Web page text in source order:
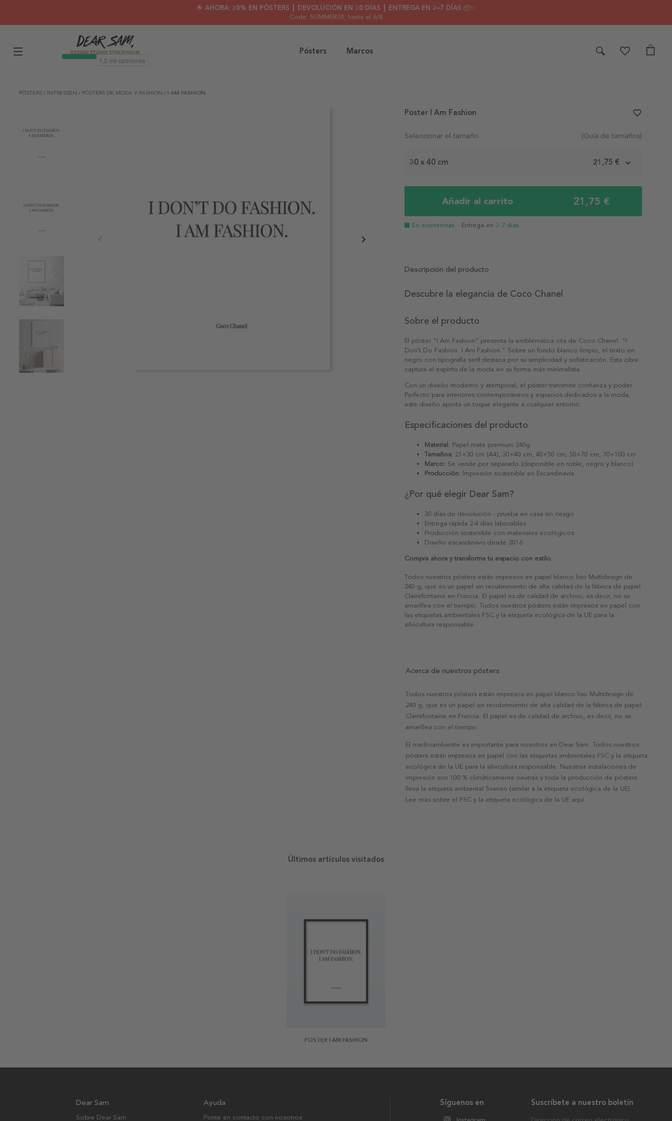
🌟 AHORA: 30% EN PÓSTERS ┃ DEVOLUCIÓN EN 30 DÍAS ┃ ENTREGA EN 2–7 DÍAS 📦✨
Code: SUMMER30, hasta el 6/8
Pósters Marcos
PÓSTERS / INTRESSEN / PÓSTERS DE MODA Y FASHION / I AM FASHION
Seleccionar el tamaño (Guía de tamaños)
30 x 40 cm 21,75 €
Añadir al carrito 21,75 €
En existencias - Entrega en 3-7 días
Poster I Am Fashion favorite_border
Descripción del producto
Descubre la elegancia de Coco Chanel
Sobre el producto
El póster "I Am Fashion" presenta la emblemática cita de Coco Chanel: "I
Don't Do Fashion. I Am Fashion." Sobre un fondo blanco limpio, el texto en
negro con tipografía serif destaca por su simplicidad y sofisticación. Esta obra
captura el espíritu de la moda en su forma más minimalista.
Con un diseño moderno y atemporal, el póster transmite confianza y poder.
Perfecto para interiores contemporáneos y espacios dedicados a la moda,
este diseño aporta un toque elegante a cualquier entorno.
Especificaciones del producto
Material: Papel mate premium 240g
Tamaños: 21×30 cm (A4), 30×40 cm, 40×50 cm, 50×70 cm, 70×100 cm
Marco: Se vende por separado (disponible en roble, negro y blanco)
Producción: Impresión sostenible en Escandinavia
¿Por qué elegir Dear Sam?
30 días de devolución - prueba en casa sin riesgo
Entrega rápida 2-4 días laborables
Producción sostenible con materiales ecológicos
Diseño escandinavo desde 2016
Compra ahora y transforma tu espacio con estilo.
Todos nuestros pósters están impresos en papel blanco liso Multidesign de
240 g, que es un papel sin recubrimiento de alta calidad de la fábrica de papel
Clairefontaine en Francia. El papel es de calidad de archivo, es decir, no se
amarillea con el tiempo. Todos nuestros pósters están impresos en papel con
las etiquetas ambientales FSC y la etiqueta ecológica de la UE para la
silvicultura responsable.
Acerca de nuestros pósters
Todos nuestros pósters están impresos en papel blanco liso Multidesign de
240 g, que es un papel sin recubrimiento de alta calidad de la fábrica de papel
Clairefontaine en Francia. El papel es de calidad de archivo, es decir, no se
amarillea con el tiempo.
El medioambiente es importante para nosotros en Dear Sam. Todos nuestros
pósters están impresos en papel con las etiquetas ambientales FSC y la etiqueta
ecológica de la UE para la silvicultura responsable. Nuestras instalaciones de
impresión son 100 % climáticamente neutras y toda la producción de pósters
lleva la etiqueta ambiental Svanen (similar a la etiqueta ecológica de la UE).
Lee más sobre el FSC y la etiqueta ecológica de la UE aquí.
Últimos artículos visitados
POSTER I AM FASHION
Suscríbete a nuestro boletín
Síguenos en
Instagram
Dear Sam
Sobre Dear Sam
Ayuda
Ponte en contacto con nosotros